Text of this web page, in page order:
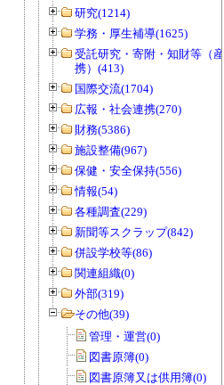
研究(1214)
学務・厚生補導(1625)
受託研究・寄附・知財等（産
携）(413)
国際交流(1704)
広報・社会連携(270)
財務(5386)
施設整備(967)
保健・安全保持(556)
情報(54)
各種調査(229)
新聞等スクラップ(842)
併設学校等(86)
関連組織(0)
外部(319)
その他(39)
管理・運営(0)
図書原簿(0)
図書原簿又は供用簿(0)